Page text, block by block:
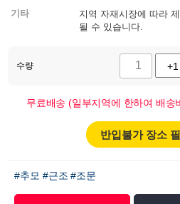
기타
지역 자재시장에 따라
될 수 있습니다.
수량 +1
무료배송 (일부지역에 한하여 배송
반입불가 장소
#추모 #근조 #조문